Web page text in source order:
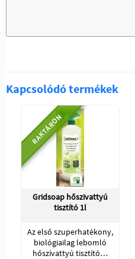
Kapcsolódó termékek
RAKTÁRON
Gridsoap hőszivattyú
tisztító 1l
Az első szuperhatékony,
biológiailag lebomló
hőszívattyú tisztító…